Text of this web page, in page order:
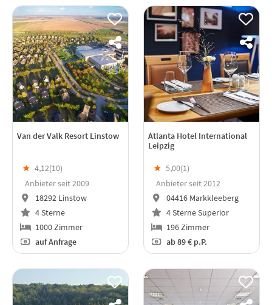
Van der Valk Resort Linstow
★ 4,12(10)
Anbieter seit 2009
18292 Linstow
4 Sterne
1000 Zimmer
auf Anfrage
Atlanta Hotel International
Leipzig
★ 5,00(1)
Anbieter seit 2012
04416 Markkleeberg
4 Sterne Superior
196 Zimmer
ab89 € p.P.